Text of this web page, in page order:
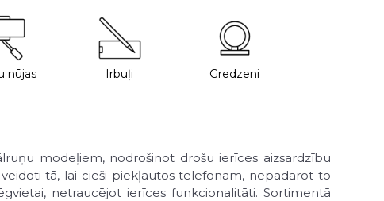
nūjas Irbuļi Gredzeni
modeļiem, nodrošinot drošu ierīces aizsardzību
tā, lai cieši piekļautos telefonam, nepadarot to
netraucējot ierīces funkcionalitāti. Sortimentā